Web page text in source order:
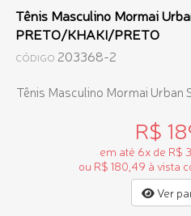
Tênis Masculino Mormai
PRETO/KHAKI/PRETO
CÓDIGO 203368-2
Tênis Masculino Mormai Urban
R$
em até 6x de R$
ou R$ 180,49 à vista
Ver